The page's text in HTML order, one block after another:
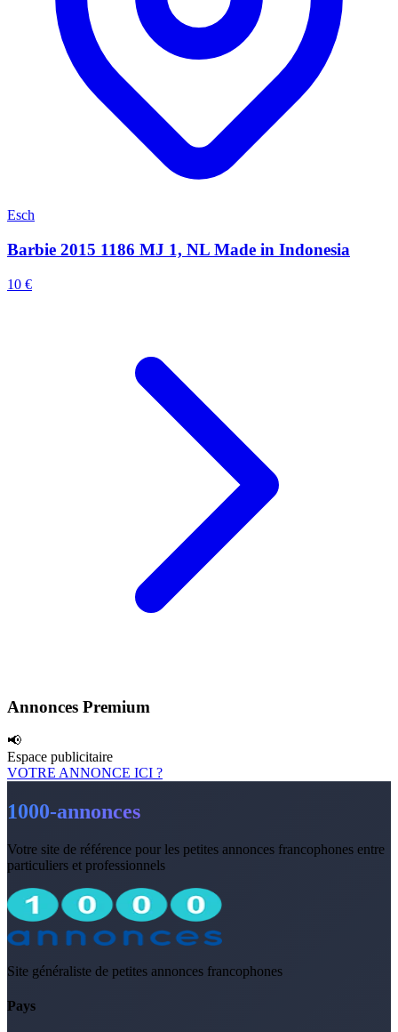
Esch
Barbie 2015 1186 MJ 1, NL Made in Indonesia
10 €
Annonces Premium
📢
Espace publicitaire
VOTRE ANNONCE ICI ?
1000-annonces
Votre site de référence pour les petites annonces francophones entre
particuliers et professionnels
Site généraliste de petites annonces francophones
Pays